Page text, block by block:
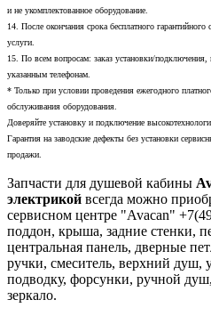
и не укомплектованное оборудование.
14. После окончания срока бесплатного
услуги.
15. По всем вопросам: заказ установки/
указанным телефонам.
* Только при условии проведения ежегодного
обслуживания оборудования.
Доверяйте установку и подключение
Гарантия на заводские дефекты без установки
продажи.
Запчасти для душевой кабины
электрикой всегда можно
сервисном центре "Avacan"
поддон, крыша, задние стенки,
центральная панель, дверные
ручки, смеситель, верхний душ,
подводку, форсунки, ручной
зеркало.